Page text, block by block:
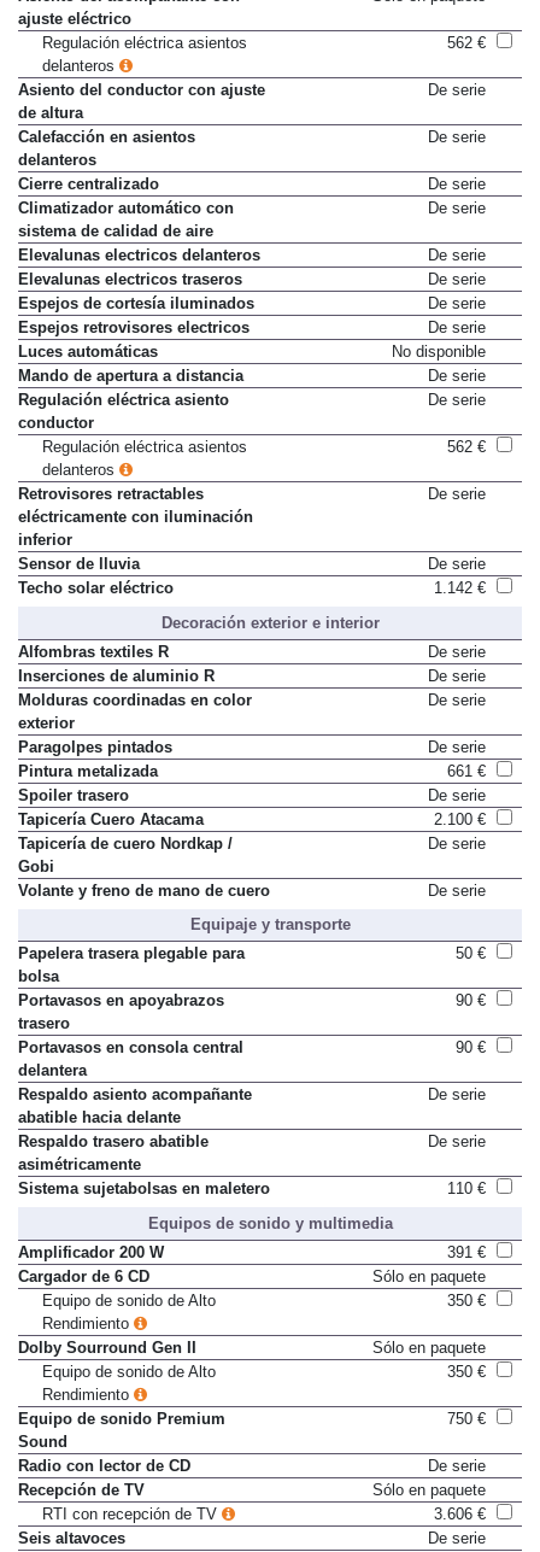
ajuste eléctrico
Regulación eléctrica asientos
delanteros
562 €
Asiento del conductor con ajuste
de altura
De serie
Calefacción en asientos
delanteros
De serie
Cierre centralizado
De serie
Climatizador automático con
sistema de calidad de aire
De serie
Elevalunas electricos delanteros
De serie
Elevalunas electricos traseros
De serie
Espejos de cortesía iluminados
De serie
Espejos retrovisores electricos
De serie
Luces automáticas
No disponible
Mando de apertura a distancia
De serie
Regulación eléctrica asiento
conductor
De serie
Regulación eléctrica asientos
delanteros
562 €
Retrovisores retractables
eléctricamente con iluminación
inferior
De serie
Sensor de lluvia
De serie
Techo solar eléctrico
1.142 €
Decoración exterior e interior
Alfombras textiles R
De serie
Inserciones de aluminio R
De serie
Molduras coordinadas en color
exterior
De serie
Paragolpes pintados
De serie
Pintura metalizada
661 €
Spoiler trasero
De serie
Tapicería Cuero Atacama
2.100 €
Tapicería de cuero Nordkap /
Gobi
De serie
Volante y freno de mano de cuero
De serie
Equipaje y transporte
Papelera trasera plegable para
bolsa
50 €
Portavasos en apoyabrazos
trasero
90 €
Portavasos en consola central
delantera
90 €
Respaldo asiento acompañante
abatible hacia delante
De serie
Respaldo trasero abatible
asimétricamente
De serie
Sistema sujetabolsas en maletero
110 €
Equipos de sonido y multimedia
Amplificador 200 W
391 €
Cargador de 6 CD
Sólo en paquete
Equipo de sonido de Alto
Rendimiento
350 €
Dolby Sourround Gen II
Sólo en paquete
Equipo de sonido de Alto
Rendimiento
350 €
Equipo de sonido Premium
Sound
750 €
Radio con lector de CD
De serie
Recepción de TV
Sólo en paquete
RTI con recepción de TV
3.606 €
Seis altavoces
De serie